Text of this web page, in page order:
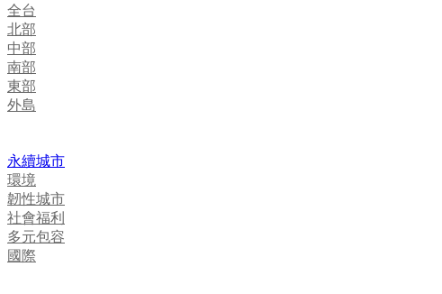
全台
北部
中部
南部
東部
外島
永續城市
環境
韌性城市
社會福利
多元包容
國際